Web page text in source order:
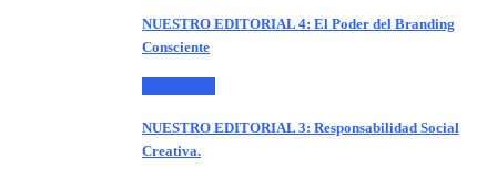
NUESTRO EDITORIAL 4: El Poder del Branding
Consciente
NUESTRO EDITORIAL 3: Responsabilidad Social
Creativa.